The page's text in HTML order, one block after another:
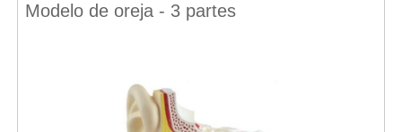
Modelo de oreja - 3 partes